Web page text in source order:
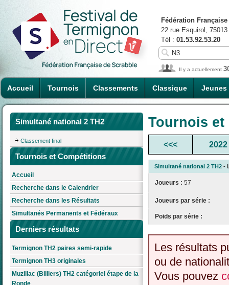
Accueil Tournois Classements Classique Jeunes
Fédération
22 rue Esquirol,
Tél : 01.53.92.53.20
Il y a actuellement
Simultané national 2 TH2
Classement final
Tournois et Compétitions
Accueil
Recherche dans le Calendrier
Recherche dans les Résultats
Simultanés Permanents et Fédéraux
Derniers résultats
Termignon TH2 paires semi-rapide
Termignon TH3 originales
Muzillac (Billiers) TH2 catégoriel étape de la
Ronde
Tournois
<<< 2022
Simultané national 2 TH2 -
Joueurs : 57
Joueurs par série :
Poids par série :
Les résultats
ou de
Vous pouvez